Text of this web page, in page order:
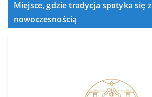
Miejsce, gdzie tradycja spotyka się z
nowoczesnością